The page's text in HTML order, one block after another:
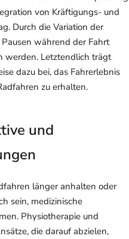
von Kräftigungs- und
Durch die Variation der
während der Fahrt
werden. Letztendlich trägt
dazu bei, das Fahrerlebnis
zu erhalten.
und
länger anhalten oder
sein, medizinische
Physiotherapie und
die darauf abzielen,